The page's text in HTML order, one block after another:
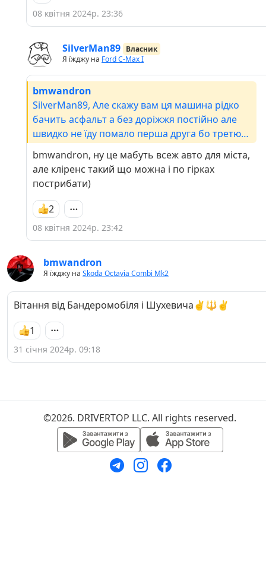
08 квітня 2024р. 23:36
SilverMan89 Власник
Я їжджу на Ford C-Max I
bmwandron
SilverMan89, Але скажу вам ця машина рідко
бачить асфальт а без доріжжя постійно але
швидко не їду помало перша друга бо третю
нема куди включати 😂
bmwandron, ну це мабуть всеж авто для міста,
але кліренс такий що можна і по гірках
пострибати)
2
08 квітня 2024р. 23:42
bmwandron
Я їжджу на Skoda Octavia Combi Mk2
Вітання від Бандеромобіля і Шухевича✌️🔱✌️
1
31 січня 2024р. 09:18
©2026. DRIVERTOP LLC. All rights reserved.